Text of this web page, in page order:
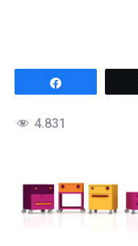
4.831